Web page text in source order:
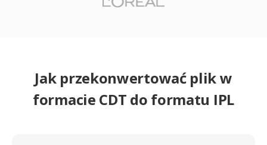
Jak przekonwertować plik w
formacie CDT do formatu IPL